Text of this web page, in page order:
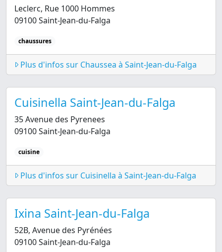
Leclerc, Rue 1000 Hommes
09100 Saint-Jean-du-Falga
chaussures
Plus d'infos sur Chaussea à Saint-Jean-du-Falga
Cuisinella Saint-Jean-du-Falga
35 Avenue des Pyrenees
09100 Saint-Jean-du-Falga
cuisine
Plus d'infos sur Cuisinella à Saint-Jean-du-Falga
Ixina Saint-Jean-du-Falga
52B, Avenue des Pyrénées
09100 Saint-Jean-du-Falga